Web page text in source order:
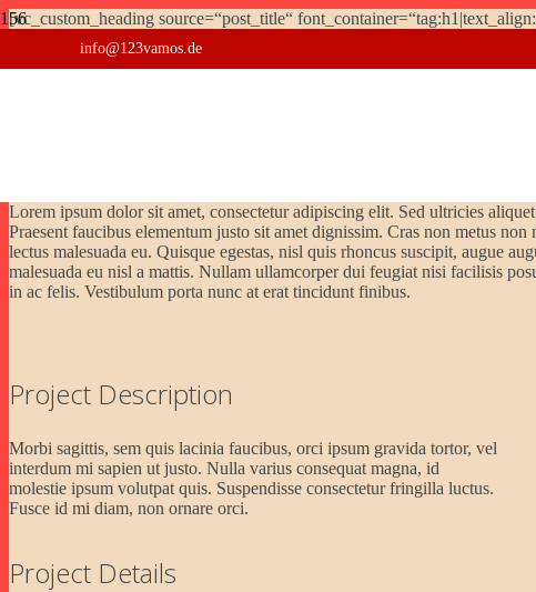
info@123vamos.de
[vc_custom_heading source=“post_title“
Lorem ipsum dolor sit amet, consectetur adipiscing elit. Sed ultricies
Praesent faucibus elementum justo sit amet dignissim. Cras non metus
lectus malesuada eu. Quisque egestas, nisl quis rhoncus suscipit, augue
malesuada eu nisl a mattis. Nullam ullamcorper dui feugiat nisi facilisis
in ac felis. Vestibulum porta nunc at erat tincidunt finibus.
Project Description
Morbi sagittis, sem quis lacinia faucibus, orci ipsum gravida tortor, vel
interdum mi sapien ut justo. Nulla varius consequat magna, id
molestie ipsum volutpat quis. Suspendisse consectetur fringilla luctus.
Fusce id mi diam, non ornare orci.
Project Details
Project Example 4 – Slider
Project Example 1 – Square Book
Project Example 3 – Business
Project Example 2 – Business